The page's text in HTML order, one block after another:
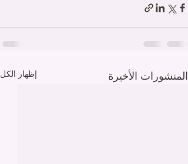
المنشورات الأخيرة إظهار الكل